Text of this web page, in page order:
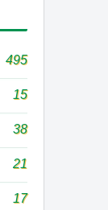
495
15
38
21
17